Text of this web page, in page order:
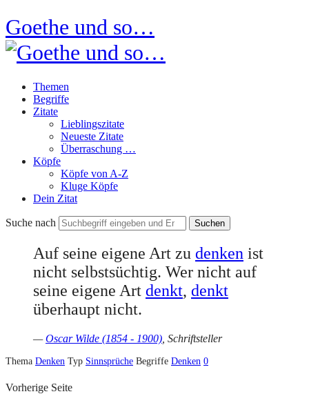
Goethe und so…
Themen
Begriffe
Zitate
Lieblingszitate
Neueste Zitate
Überraschung …
Köpfe
Köpfe von A-Z
Kluge Köpfe
Dein Zitat
Suche nach
Auf seine eigene Art zu denken ist
nicht selbstsüchtig. Wer nicht auf
seine eigene Art denkt, denkt
überhaupt nicht.
—Oscar Wilde (1854 - 1900) , Schriftsteller
Thema Denken Typ Sinnsprüche Begriffe Denken 0
Vorherige Seite